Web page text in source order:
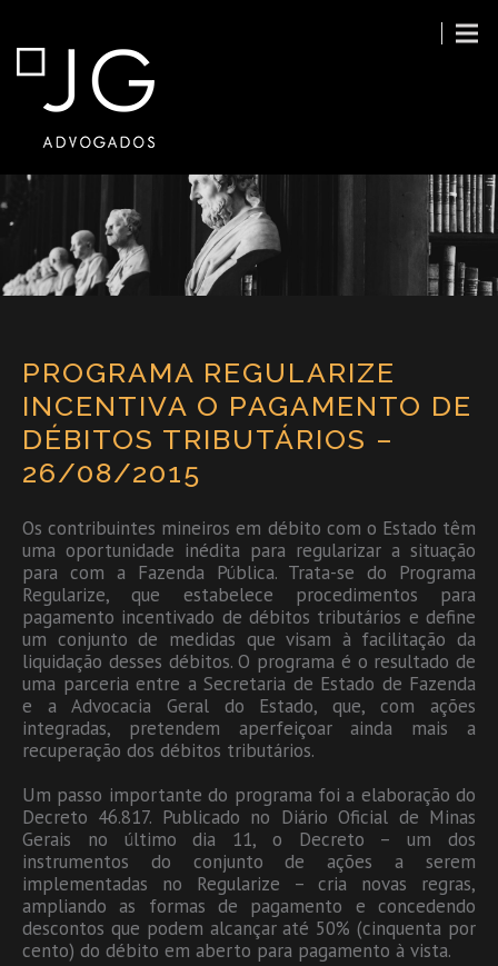
PROGRAMA REGULARIZE
INCENTIVA O PAGAMENTO DE
DÉBITOS TRIBUTÁRIOS –
26/08/2015
Os contribuintes mineiros em débito com o Estado têm
uma oportunidade inédita para regularizar a situação
para com a Fazenda Pública. Trata-se do Programa
Regularize, que estabelece procedimentos para
pagamento incentivado de débitos tributários e define
um conjunto de medidas que visam à facilitação da
liquidação desses débitos. O programa é o resultado de
uma parceria entre a Secretaria de Estado de Fazenda
e a Advocacia Geral do Estado, que, com ações
integradas, pretendem aperfeiçoar ainda mais a
recuperação dos débitos tributários.
Um passo importante do programa foi a elaboração do
Decreto 46.817. Publicado no Diário Oficial de Minas
Gerais no último dia 11, o Decreto – um dos
instrumentos do conjunto de ações a serem
implementadas no Regularize – cria novas regras,
ampliando as formas de pagamento e concedendo
descontos que podem alcançar até 50% (cinquenta por
cento) do débito em aberto para pagamento à vista.